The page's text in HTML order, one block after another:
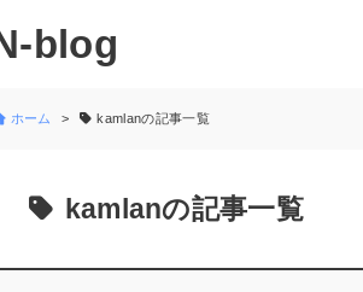
blog
ホーム kamlanの記事一覧
kamlanの記事一覧